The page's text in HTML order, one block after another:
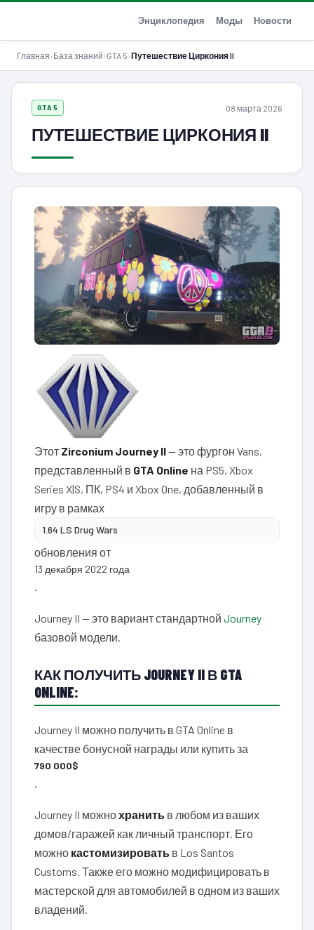
Энциклопедия Моды Новости
Главная›База знаний›GTA 5›Путешествие Циркония II
GTA 5 08 марта 2026
ПУТЕШЕСТВИЕ ЦИРКОНИЯ II
Этот Zirconium Journey II— это фургон Vans,
представленный в GTA Online на PS5, Xbox
Series X|S, ПК, PS4 и Xbox One, добавленный в
игру в рамках
1.64 LS Drug Wars
обновления от
13 декабря 2022 года
.
Journey II — это вариант стандартной Journey
базовой модели.
КАК ПОЛУЧИТЬ JOURNEY II В GTA
ONLINE:
Journey II можно получить в GTA Online в
качестве бонусной награды или купить за
790 000$
.
Journey II можнохранить в любом из ваших
домов/гаражей как личный транспорт. Его
можно кастомизировать в Los Santos
Customs. Также его можно модифицировать в
мастерской для автомобилей в одном из ваших
владений.